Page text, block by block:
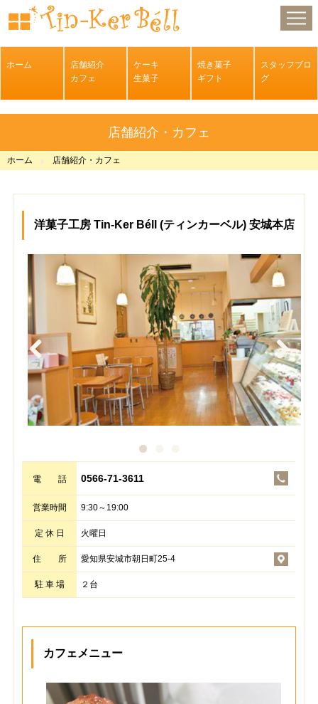
ホーム
スタッフブログ
ホーム
店舗紹介
カフェ
ケーキ
生菓子
焼き菓子
ギフト
スタッフブロ
グ
店舗紹介・カフェ
ホーム 店舗紹介・カフェ
洋菓子工房 Tin-Ker Béll (ティンカーベル) 安城本店
Previous Next
電 話 0566-71-3611
営業時間 9:30～19:00
定 休 日 火曜日
住 所 愛知県安城市朝日町25-4
駐 車 場 ２台
カフェメニュー